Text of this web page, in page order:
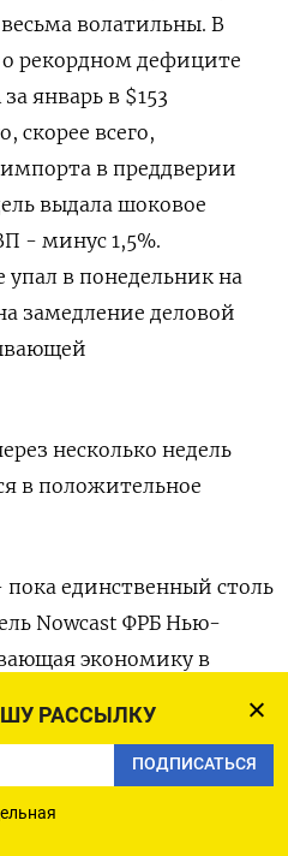
РАССЫЛКУ
ПОДПИСАТЬСЯ
волатильны. В
рекордном дефиците
январь в $153
скорее всего,
в преддверии
выдала шоковое
- минус 1,5%.
в понедельник на
замедление деловой
несколько недель
в положительное
единственный столь
Nowcast ФРБ Нью-
экономику в
квартале до плюс 2,9% с
27 февраля
индекс ФРБ